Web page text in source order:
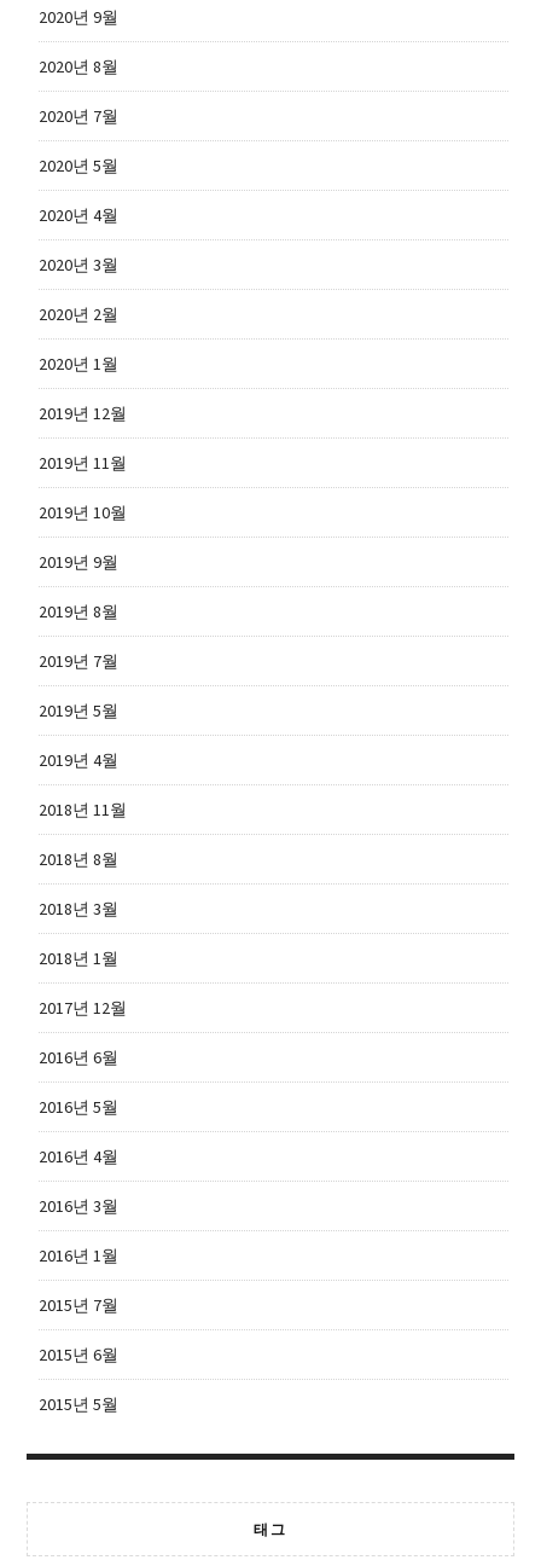
2020년 9월
2020년 8월
2020년 7월
2020년 5월
2020년 4월
2020년 3월
2020년 2월
2020년 1월
2019년 12월
2019년 11월
2019년 10월
2019년 9월
2019년 8월
2019년 7월
2019년 5월
2019년 4월
2018년 11월
2018년 8월
2018년 3월
2018년 1월
2017년 12월
2016년 6월
2016년 5월
2016년 4월
2016년 3월
2016년 1월
2015년 7월
2015년 6월
2015년 5월
태그